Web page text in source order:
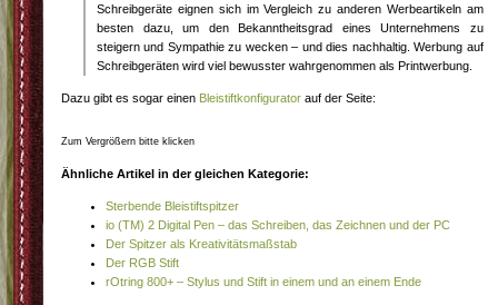
Schreibgeräte eignen sich im Vergleich zu anderen Werbeartikeln am
besten dazu, um den Bekanntheitsgrad eines Unternehmens zu
steigern und Sympathie zu wecken – und dies nachhaltig. Werbung auf
Schreibgeräten wird viel bewusster wahrgenommen als Printwerbung.
Dazu gibt es sogar einen Bleistiftkonfigurator auf der Seite:
Zum Vergrößern bitte klicken
Ähnliche Artikel in der gleichen Kategorie:
Sterbende Bleistiftspitzer
io (TM) 2 Digital Pen – das Schreiben, das Zeichnen und der PC
Der Spitzer als Kreativitätsmaßstab
Der RGB Stift
rOtring 800+ – Stylus und Stift in einem und an einem Ende